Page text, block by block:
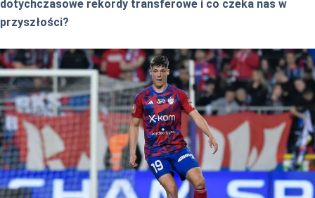
dotychczasowe rekordy transferowe i co czeka nas w
przyszłości?